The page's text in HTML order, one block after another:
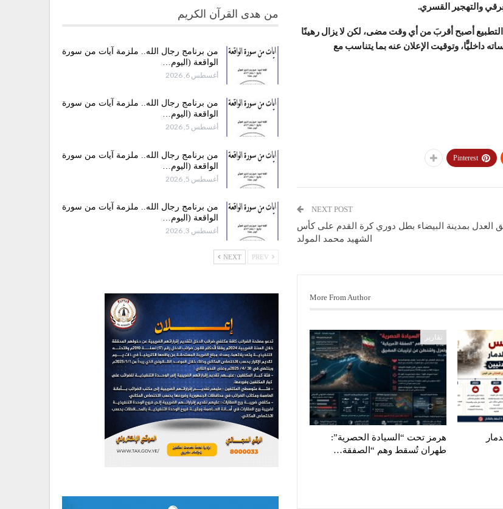
والتهجير القسري.
التطبيع أصبح أقربَ من أي وقت مضى، لكن لا يزال رهينًا
داخليًّا، وتوقيت الإعلان عنه بما يتناسب مع
Pinterest
NEXT POST
العدل بمدينة البيضاء بطل دوري كرة القدم على كأس
الشهيد محمد المولد
More From Author
تقارير
هرمز تحت “السيادة الحصرية”:
طهران تُسقط وهم “الصفقة…
من هدى القرآن الكريم
من برنامج رجال الله.. ملزمة آيات من سورة
الواقعة (اليوم…
أغسطس 6, 2026
من برنامج رجال الله.. ملزمة آيات من سورة
الواقعة (اليوم…
أغسطس 5, 2026
من برنامج رجال الله.. ملزمة آيات من سورة
الواقعة (اليوم…
أغسطس 5, 2026
من برنامج رجال الله.. ملزمة آيات من سورة
الواقعة (اليوم…
أغسطس 3, 2026
NEXT